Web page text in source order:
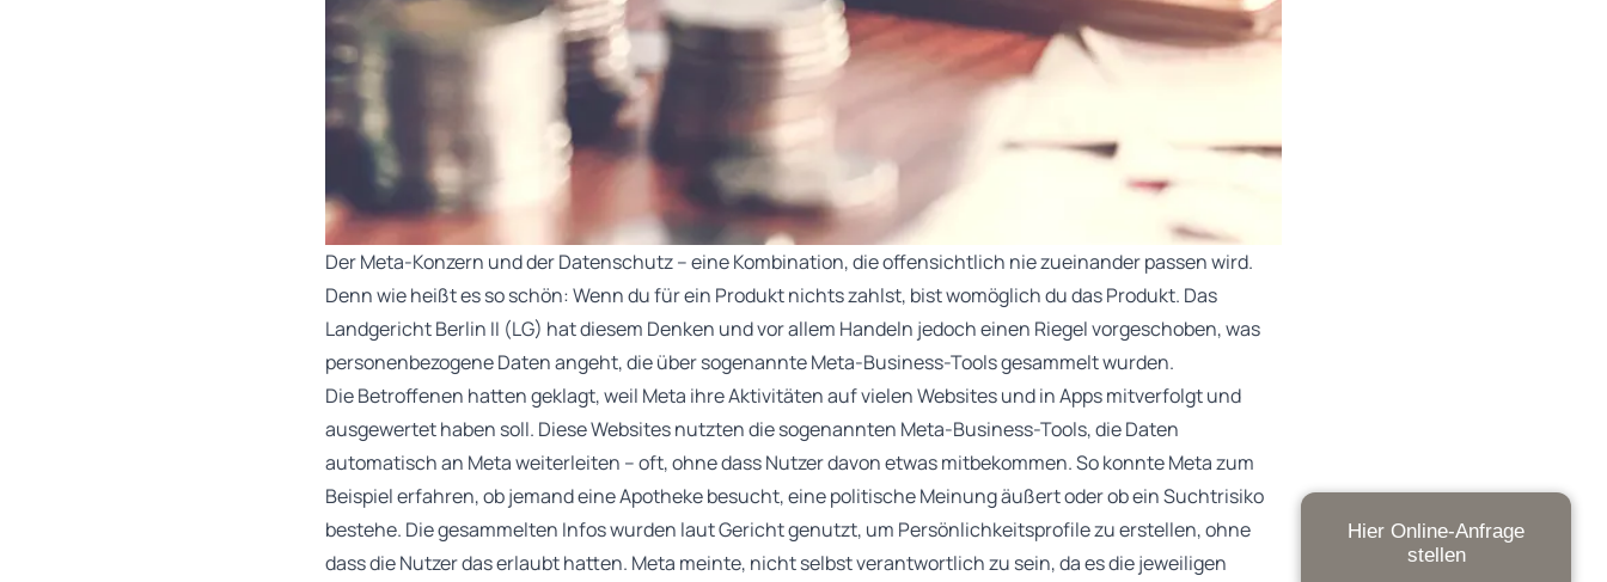
Der Meta-Konzern und der Datenschutz – eine Kombination, die offensichtlich nie zueinander passen wird.
Denn wie heißt es so schön: Wenn du für ein Produkt nichts zahlst, bist womöglich du das Produkt. Das
Landgericht Berlin II (LG) hat diesem Denken und vor allem Handeln jedoch einen Riegel vorgeschoben, was
personenbezogene Daten angeht, die über sogenannte Meta-Business-Tools gesammelt wurden.
Die Betroffenen hatten geklagt, weil Meta ihre Aktivitäten auf vielen Websites und in Apps mitverfolgt und
ausgewertet haben soll. Diese Websites nutzten die sogenannten Meta-Business-Tools, die Daten
automatisch an Meta weiterleiten – oft, ohne dass Nutzer davon etwas mitbekommen. So konnte Meta zum
Beispiel erfahren, ob jemand eine Apotheke besucht, eine politische Meinung äußert oder ob ein Suchtrisiko
bestehe. Die gesammelten Infos wurden laut Gericht genutzt, um Persönlichkeitsprofile zu erstellen, ohne
dass die Nutzer das erlaubt hatten. Meta meinte, nicht selbst verantwortlich zu sein, da es die jeweiligen
Hier Online-Anfrage
stellen